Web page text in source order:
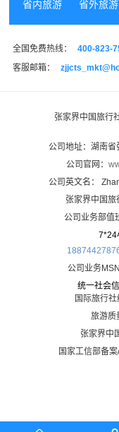
省内旅游 省外旅游
全国免费热线： 400-823-
客服邮箱：
张家界中国旅行
公司地址：湖南
公司官网：
公司英文名：
张家界中国
公司业务部
7*24
公司业务
统一社会
国际旅行
旅游质
张家界中
国家工信部备案